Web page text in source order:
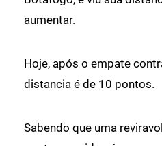
aumentar.
Hoje, após o empate
distancia é de 10 pontos.
Sabendo que uma